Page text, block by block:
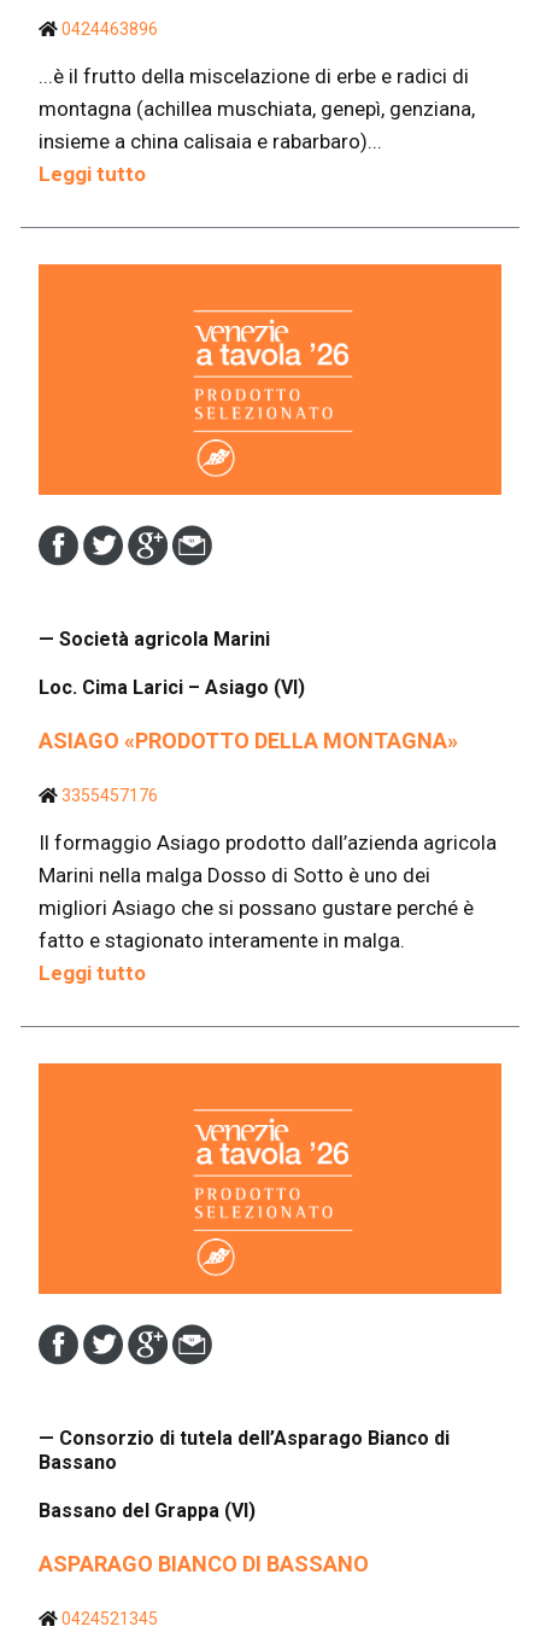
0424463896
...è il frutto della miscelazione di erbe e radici di
montagna (achillea muschiata, genepì, genziana,
insieme a china calisaia e rabarbaro)...
Leggi tutto
— Società agricola Marini
Loc. Cima Larici – Asiago (VI)
ASIAGO «PRODOTTO DELLA MONTAGNA»
3355457176
Il formaggio Asiago prodotto dall’azienda agricola
Marini nella malga Dosso di Sotto è uno dei
migliori Asiago che si possano gustare perché è
fatto e stagionato interamente in malga.
Leggi tutto
— Consorzio di tutela dell’Asparago Bianco di
Bassano
Bassano del Grappa (VI)
ASPARAGO BIANCO DI BASSANO
0424521345